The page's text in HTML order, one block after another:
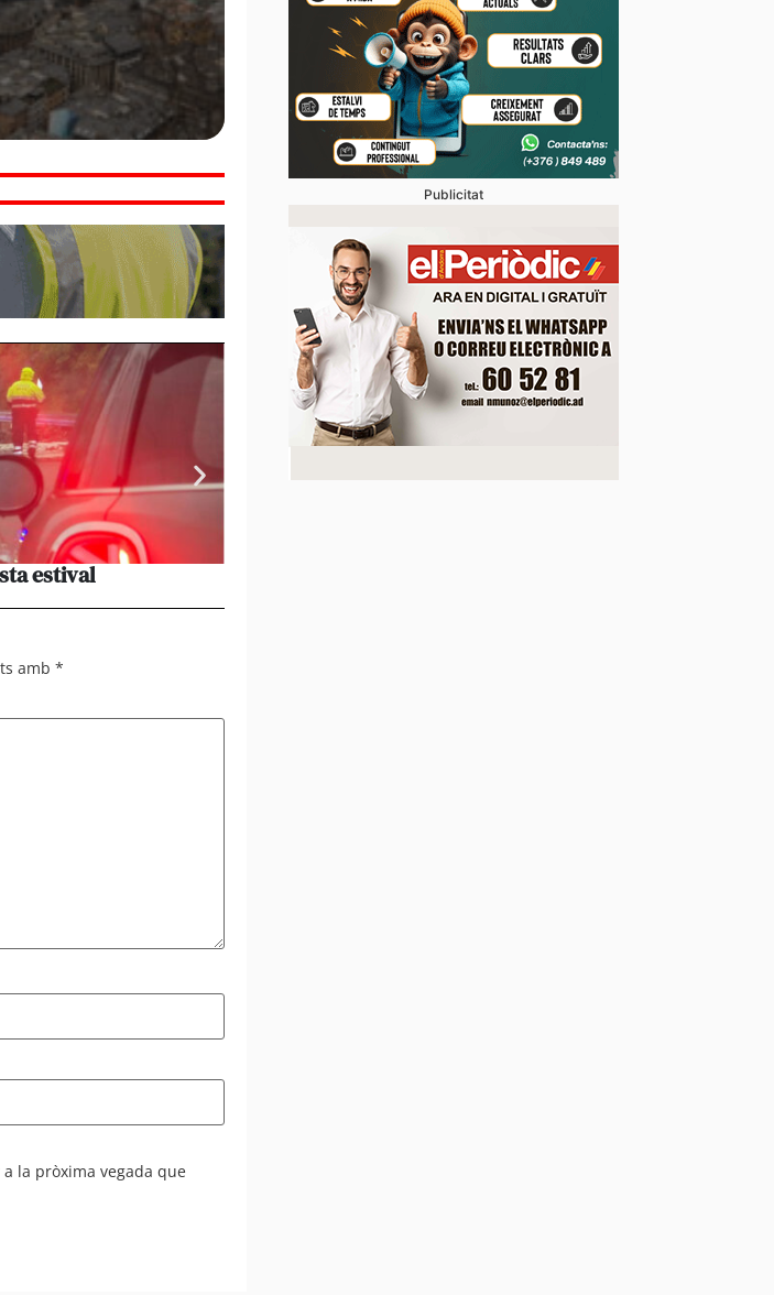
estival El parc públic a preu assequible triplica el 2026 el
amb *
la pròxima vegada que
Publicitat